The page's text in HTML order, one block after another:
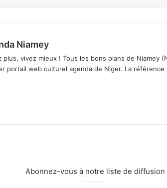
Niamey
plus, vivez mieux ! Tous les bons plans de Niamey
portail web culturel agenda de Niger. La
Abonnez-vous à notre liste de diffusion